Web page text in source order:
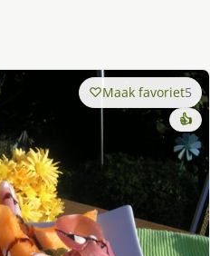
Maak favoriet5
👍